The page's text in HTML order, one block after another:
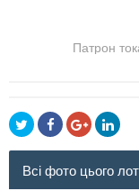
Патрон
Всі фото цього